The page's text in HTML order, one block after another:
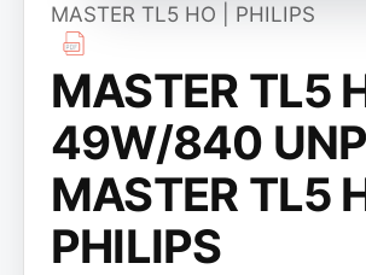
MASTER TL5 HO | PHILIPS
MASTER TL5
49W/840
MASTER TL5
PHILIPS